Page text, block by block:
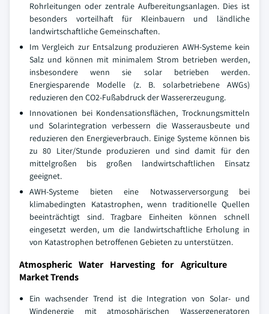
Rohrleitungen oder zentrale Aufbereitungsanlagen. Dies ist
besonders vorteilhaft für Kleinbauern und ländliche
landwirtschaftliche Gemeinschaften.
Im Vergleich zur Entsalzung produzieren AWH-Systeme kein
Salz und können mit minimalem Strom betrieben werden,
insbesondere wenn sie solar betrieben werden.
Energiesparende Modelle (z. B. solarbetriebene AWGs)
reduzieren den CO2-Fußabdruck der Wassererzeugung.
Innovationen bei Kondensationsflächen, Trocknungsmitteln
und Solarintegration verbessern die Wasserausbeute und
reduzieren den Energieverbrauch. Einige Systeme können bis
zu 80 Liter/Stunde produzieren und sind damit für den
mittelgroßen bis großen landwirtschaftlichen Einsatz
geeignet.
AWH-Systeme bieten eine Notwasserversorgung bei
klimabedingten Katastrophen, wenn traditionelle Quellen
beeinträchtigt sind. Tragbare Einheiten können schnell
eingesetzt werden, um die landwirtschaftliche Erholung in
von Katastrophen betroffenen Gebieten zu unterstützen.
Atmospheric Water Harvesting for Agriculture
Market Trends
Ein wachsender Trend ist die Integration von Solar- und
Windenergie mit atmosphärischen Wassergeneratoren